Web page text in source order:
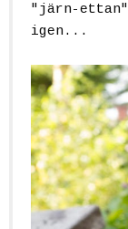
"järn-
igen...